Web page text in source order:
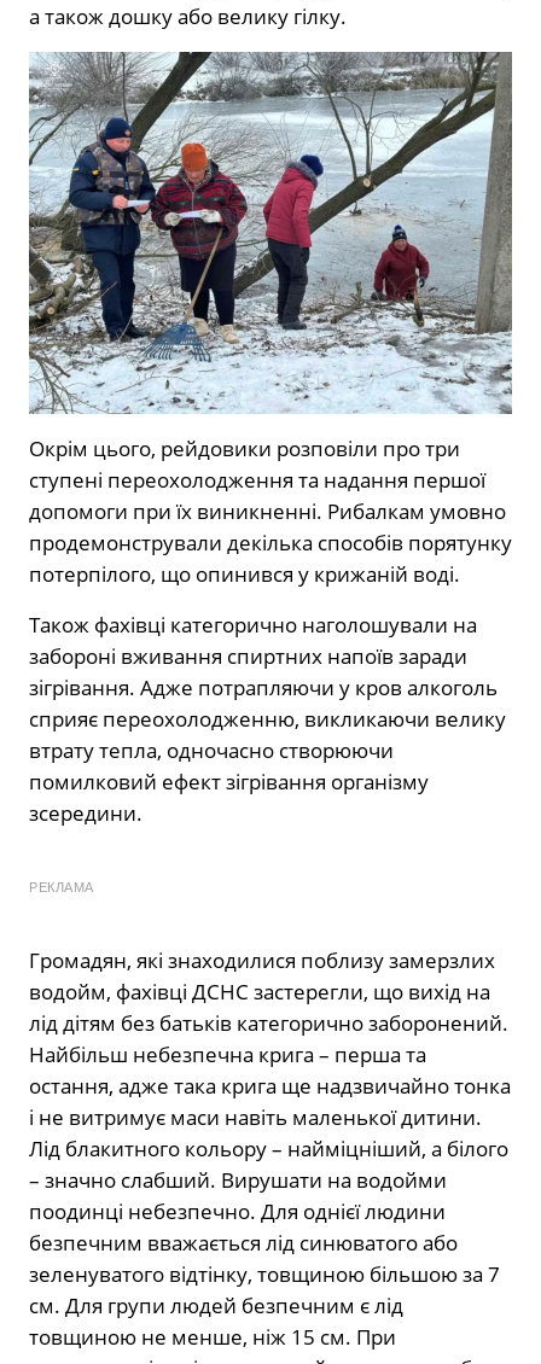
а також дошку або велику гілку.
Окрім цього, рейдовики розповіли про три
ступені переохолодження та надання першої
допомоги при їх виникненні. Рибалкам умовно
продемонстрували декілька способів порятунку
потерпілого, що опинився у крижаній воді.
Також фахівці категорично наголошували на
забороні вживання спиртних напоїв заради
зігрівання. Адже потрапляючи у кров алкоголь
сприяє переохолодженню, викликаючи велику
втрату тепла, одночасно створюючи
помилковий ефект зігрівання організму
зсередини.
РЕКЛАМА
Громадян, які знаходилися поблизу замерзлих
водойм, фахівці ДСНС застерегли, що вихід на
лід дітям без батьків категорично заборонений.
Найбільш небезпечна крига – перша та
остання, адже така крига ще надзвичайно тонка
і не витримує маси навіть маленької дитини.
Лід блакитного кольору – найміцніший, а білого
– значно слабший. Вирушати на водойми
поодинці небезпечно. Для однієї людини
безпечним вважається лід синюватого або
зеленуватого відтінку, товщиною більшою за 7
см. Для групи людей безпечним є лід
товщиною не менше, ніж 15 см. При